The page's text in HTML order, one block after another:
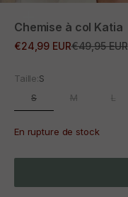
Chemise à col Katia
Prix promotionnel
€24,99 EURPrix normal
€49,95 EUR
Taille:S
S M L
En rupture de stock